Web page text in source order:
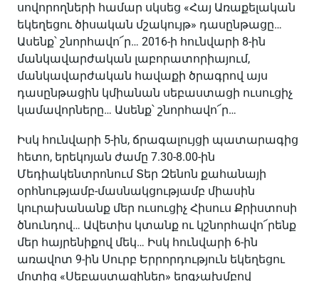
սովորողների համար սկսեց «Հայ Առաքելական
եկեղեցու ծիսական մշակույթ» դասընթացը…
Ասենք՝ շնորհավո՜ր… 2016-ի հունվարի 8-ին
մանկավարժական լաբորատորիայում,
մանկավարժական հավաքի ծրագրով այս
դասընթացին կմիանան սեբաստացի ուսուցիչ
կամավորները… Ասենք՝ շնորհավո՜ր…
Իսկ հունվարի 5-ին, ճրագալույցի պատարագից
հետո, երեկոյան ժամը 7.30-8.00-ին
Մեդիակենտրոնում Տեր Զենոն քահանայի
օրհնությամբ-մասնակցությամբ միասին
կուրախանանք մեր ուսուցիչ Հիսուս Քրիստոսի
ծնունդով… Ավետիս կտանք ու կշնորհավո՜րենք
մեր հայրենիքով մեկ… Իսկ հունվարի 6-ին
առավոտ 9-ին Սուրբ Երրորդություն եկեղեցու
մոտից «Սեբաստացիներ» երգչախմբով